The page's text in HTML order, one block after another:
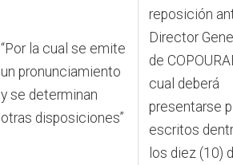
“Por la cual se emite
un pronunciamiento
y se determinan
otras disposiciones”
reposición
Director
de
cual deberá
presentarse
escritos
los diez (10)